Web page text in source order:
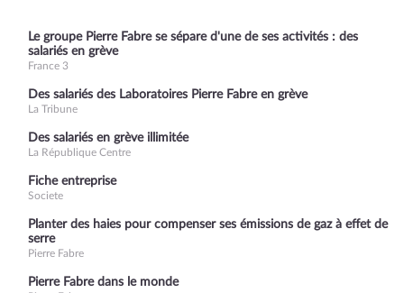
Le groupe Pierre Fabre se sépare d'une de ses activités : des
salariés en grève
France 3
Des salariés des Laboratoires Pierre Fabre en grève
La Tribune
Des salariés en grève illimitée
La République Centre
Fiche entreprise
Societe
Planter des haies pour compenser ses émissions de gaz à effet de
serre
Pierre Fabre
Pierre Fabre dans le monde